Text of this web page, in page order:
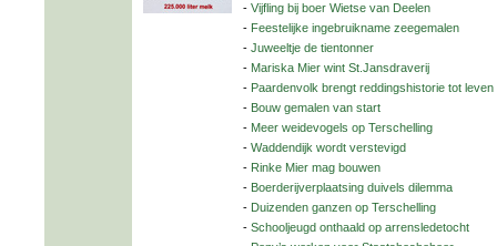
- Vijfling bij boer Wietse van Deelen
- Feestelijke ingebruikname zeegemalen
- Juweeltje de tientonner
- Mariska Mier wint St.Jansdraverij
- Paardenvolk brengt reddingshistorie tot leven
- Bouw gemalen van start
- Meer weidevogels op Terschelling
- Waddendijk wordt verstevigd
- Rinke Mier mag bouwen
- Boerderijverplaatsing duivels dilemma
- Duizenden ganzen op Terschelling
- Schooljeugd onthaald op arrensledetocht